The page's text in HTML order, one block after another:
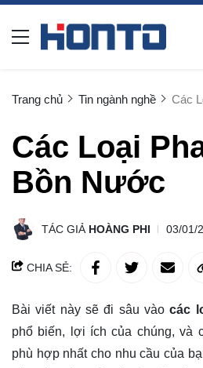
Trang chủ Tin ngành nghề Các
Các Loại
Bồn Nước
TÁC GIẢ HOÀNG PHI 03/01/
CHIA SẺ:
Bài viết này sẽ đi sâu vàocác
phổ biến, lợi ích của chúng, và
phù hợp nhất cho nhu cầu của